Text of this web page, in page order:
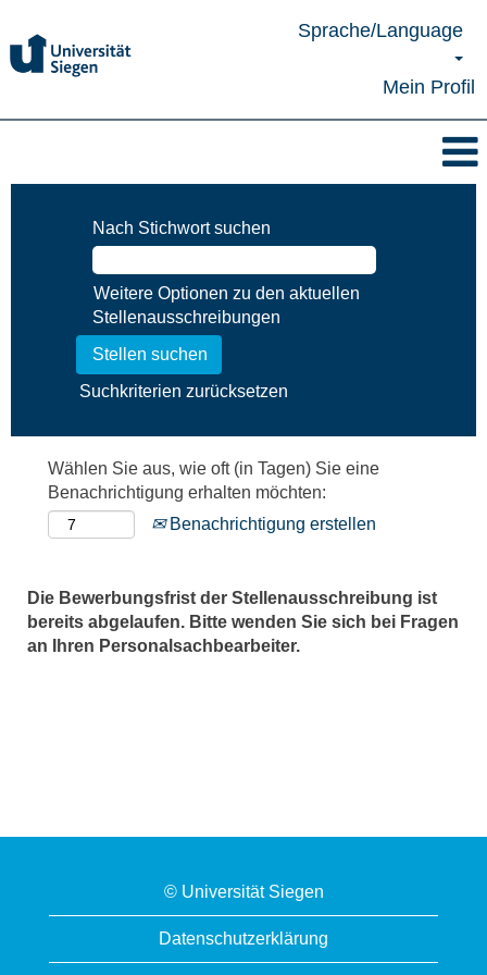
Sprache/Language
Mein Profil
Nach Stichwort suchen
Weitere Optionen zu den aktuellen
Stellenausschreibungen
Suchkriterien zurücksetzen
Wählen Sie aus, wie oft (in Tagen) Sie eine
Benachrichtigung erhalten möchten:
Benachrichtigung erstellen
Die Bewerbungsfrist der Stellenausschreibung ist
bereits abgelaufen. Bitte wenden Sie sich bei Fragen
an Ihren Personalsachbearbeiter.
© Universität Siegen
Datenschutzerklärung